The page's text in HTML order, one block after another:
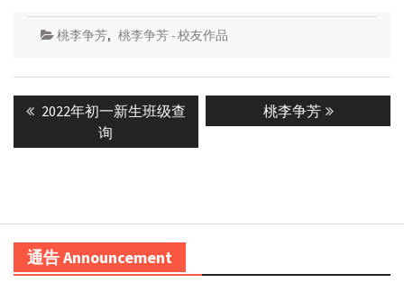
桃李争芳, 桃李争芳 - 校友作品
navigation
Previous
2022年初一新生班级查
询
Next
post:
桃李争芳
通告 Announcement